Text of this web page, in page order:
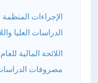
الإجراءات المنظمة
الدراسات العليا
مصروفات الدراسات